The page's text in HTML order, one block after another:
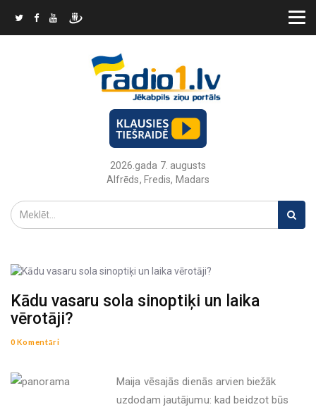
2026.gada 7. augusts
Alfrēds, Fredis, Madars
Kādu vasaru sola sinoptiķi un laika
vērotāji?
0 Komentāri
Maija vēsajās dienās arvien biežāk
uzdodam jautājumu: kad beidzot būs